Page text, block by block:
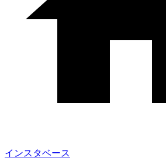
インスタベース